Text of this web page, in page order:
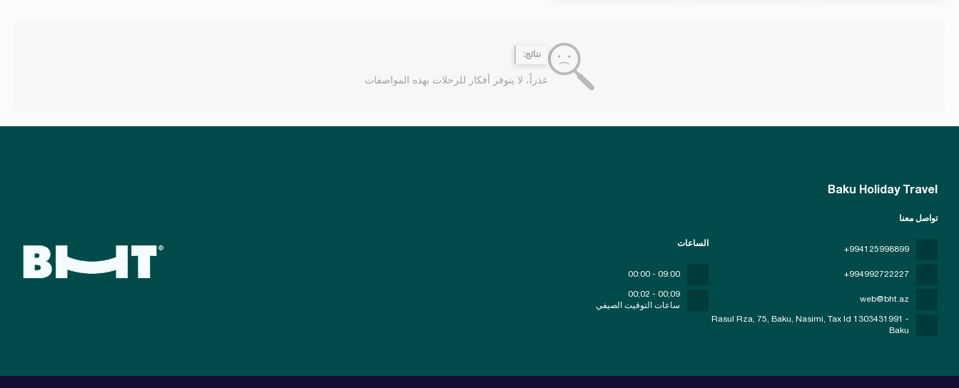
نتائج:
عذراً، لا يتوفر أفكار للرحلات بهذه المواصفات
Baku Holiday Travel
تواصل معنا
+994125998899
+994992722227
web@bht.az
Rasul Rza, 75, Baku, Nasimi, Tax Id 1303431991 -
Baku
الساعات
09:00 - 00:00
09;00 - 02;00
ساعات التوقيت الصيفي